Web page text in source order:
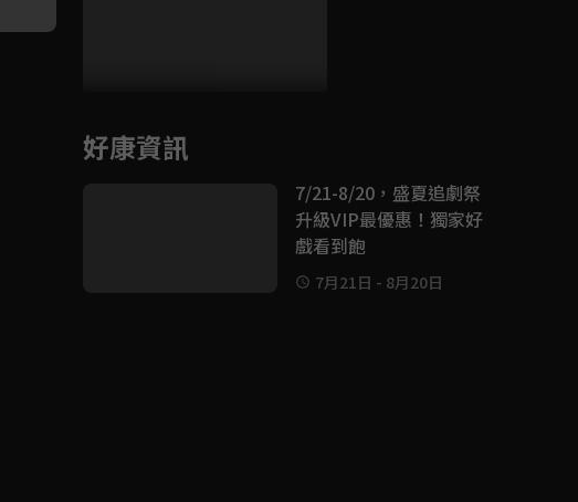
好康資訊
7/21-8/20，盛夏追劇祭
升級VIP最優惠！獨家好
戲看到飽
7月21日 - 8月20日